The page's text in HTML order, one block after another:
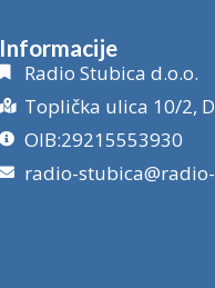
Informacije
Radio Stubica d.o.o.
Toplička ulica 10/2,
OIB:29215553930
radio-